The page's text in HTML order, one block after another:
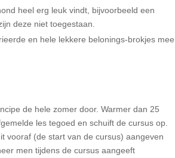
heel erg leuk vindt, bijvoorbeeld een
deze niet toegestaan.
en hele lekkere belonings-brokjes mee.
de hele zomer door. Warmer dan 25
les tegoed en schuift de cursus op.
vooraf (de start van de cursus) aangeven
men tijdens de cursus aangeeft